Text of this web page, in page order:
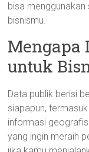
bisa
bisnismu.
Mengapa
untuk
Data publik berisi
siapapun,
informasi
yang ingin meraih